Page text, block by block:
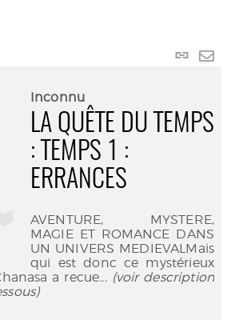
Lien
mail
Inconnu
LA QUÊTE DU TEMPS
: TEMPS 1 :
ERRANCES
AVENTURE, MYSTERE,
MAGIE ET ROMANCE DANS
UN UNIVERS MEDIEVALMais
qui est donc ce mystérieux
a recue... (voir description